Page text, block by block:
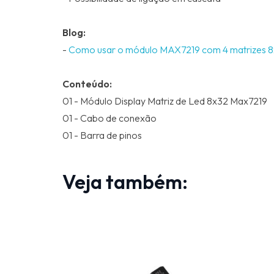
Blog:
- Como usar o módulo MAX7219 com 4 matrizes
Conteúdo:
01 - Módulo Display Matriz de Led 8x32 Max7219
01 - Cabo de conexão
01 - Barra de pinos
Veja também: